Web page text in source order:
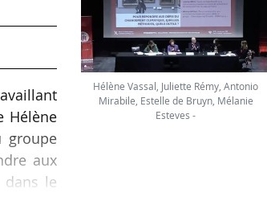
Hélène
groupe
aux
le
Hélène Vassal, Juliette Rémy, Antonio
Mirabile, Estelle de Bruyn, Mélanie
Esteves -